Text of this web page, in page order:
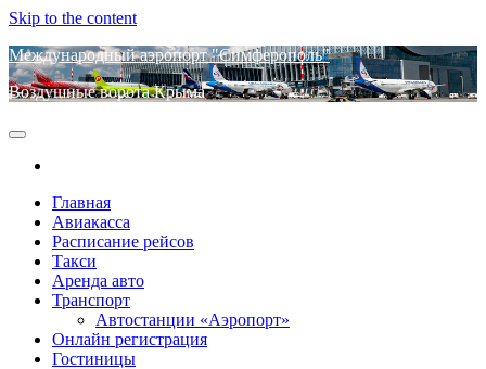
Skip to the content
Международный аэропорт "Симферополь"
Воздушные ворота Крыма
Главная
Авиакасса
Расписание рейсов
Такси
Аренда авто
Транспорт
Автостанции «Аэропорт»
Онлайн регистрация
Гостиницы